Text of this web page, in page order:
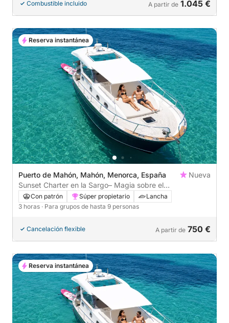
Combustible incluido A partir de 1.045 €
Puerto de Mahón, Mahón, Menorca, España
Nueva
Sunset Charter en la Sargo– Magia sobre el
Mediterráneo-
Con patrón Súper propietario
Lancha
3 horas · Para grupos de hasta 9 personas
Cancelación flexible A partir de 750 €
Reserva instantánea
Reserva instantánea